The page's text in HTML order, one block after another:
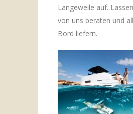
Langeweile auf.
von uns beraten und
Bord liefern.